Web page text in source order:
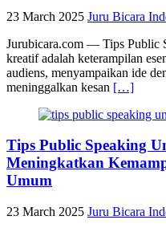
23 March 2025 Juru Bicara
Jurubicara.com — Tips Public
kreatif adalah keterampilan
audiens, menyampaikan ide
meninggalkan kesan […]
Tips Public Speaking
Meningkatkan
Umum
23 March 2025 Juru Bicara